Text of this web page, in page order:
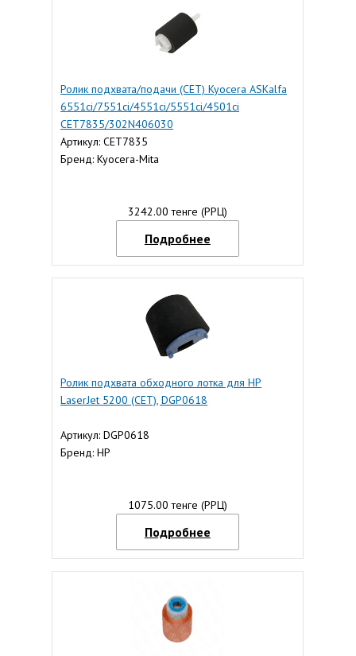
Ролик подхвата/подачи (CET) Kyocera ASKalfa
6551ci/7551ci/4551ci/5551ci/4501ci
CET7835/302N406030
Артикул: CET7835
Бренд: Kyocera-Mita
3242.00 тенге (РРЦ)
Подробнее
Ролик подхвата обходного лотка для HP
LaserJet 5200 (CET), DGP0618
Артикул: DGP0618
Бренд: HP
1075.00 тенге (РРЦ)
Подробнее